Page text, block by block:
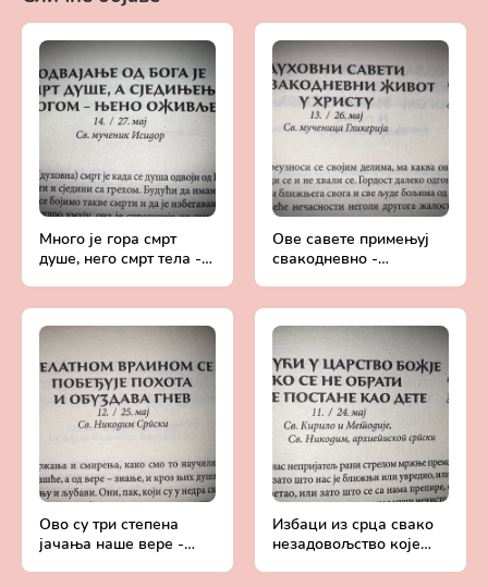
Много је гора смрт
душе, него смрт тела -
Ове савете примењуј
свакодневно -
Ово су три степена
јачања наше вере -
Избаци из срца свако
незадовољство које